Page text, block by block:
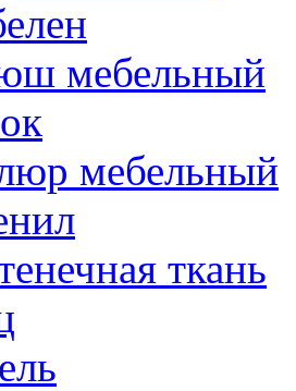
мебельный
мебельный
ткань